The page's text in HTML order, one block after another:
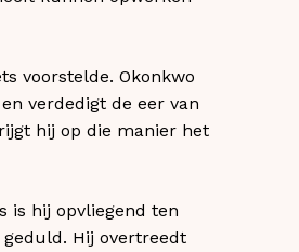
voorstelde. Okonkwo
verdedigt de eer van
hij op die manier het
is hij opvliegend ten
Hij overtreedt